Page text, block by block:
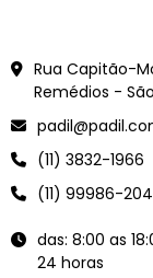
Rua Capitão-
Remédios -
(11) 3832-1966
(11) 99986-
das: 8:00 as
24 horas